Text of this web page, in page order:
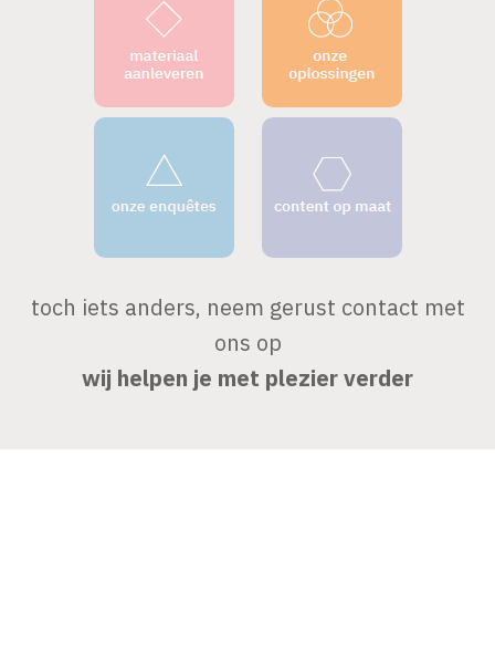
toch iets anders, neem gerust contact met
ons op
wij helpen je met plezier verder